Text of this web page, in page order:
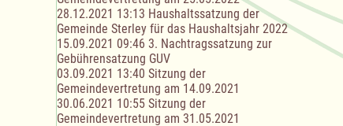
28.12.2021 13:13 Haushaltssatzung der
Gemeinde Sterley für das Haushaltsjahr 2022
15.09.2021 09:46 3. Nachtragssatzung zur
Gebührensatzung GUV
03.09.2021 13:40 Sitzung der
Gemeindevertretung am 14.09.2021
30.06.2021 10:55 Sitzung der
Gemeindevertretung am 31.05.2021